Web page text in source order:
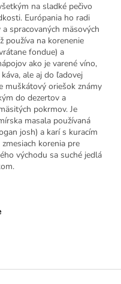
na sladké pečivo
Európania ho radi
spracovaných mäsových
používa na korenenie
fondue) a
ako je varené víno,
ale aj do ľadovej
muškátový oriešok známy
do dezertov a
pokrmov. Je
masala používaná
josh) a karí s kuracím
korenia pre
východu sa suché jedlá